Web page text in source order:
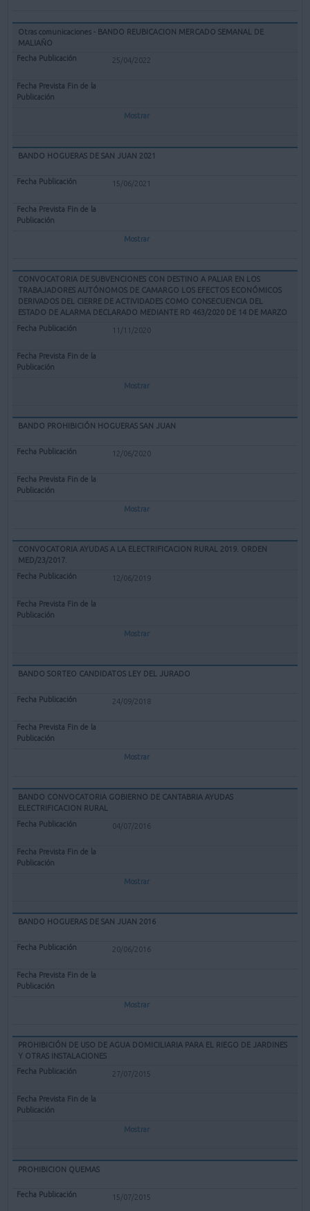
Otras comunicaciones - BANDO REUBICACION MERCADO SEMANAL DE
MALIAÑO
25/04/2022
Mostrar
BANDO HOGUERAS DE SAN JUAN 2021
15/06/2021
Mostrar
CONVOCATORIA DE SUBVENCIONES CON DESTINO A PALIAR EN LOS
TRABAJADORES AUTÓNOMOS DE CAMARGO LOS EFECTOS ECONÓMICOS
DERIVADOS DEL CIERRE DE ACTIVIDADES COMO CONSECUENCIA DEL
ESTADO DE ALARMA DECLARADO MEDIANTE RD 463/2020 DE 14 DE MARZO
11/11/2020
Mostrar
BANDO PROHIBICIÓN HOGUERAS SAN JUAN
12/06/2020
Mostrar
CONVOCATORIA AYUDAS A LA ELECTRIFICACION RURAL 2019. ORDEN
MED/23/2017.
12/06/2019
Mostrar
BANDO SORTEO CANDIDATOS LEY DEL JURADO
24/09/2018
Mostrar
BANDO CONVOCATORIA GOBIERNO DE CANTABRIA AYUDAS
ELECTRIFICACION RURAL
04/07/2016
Mostrar
BANDO HOGUERAS DE SAN JUAN 2016
20/06/2016
Mostrar
PROHIBICIÓN DE USO DE AGUA DOMICILIARIA PARA EL RIEGO DE JARDINES
Y OTRAS INSTALACIONES
27/07/2015
Mostrar
PROHIBICION QUEMAS
15/07/2015